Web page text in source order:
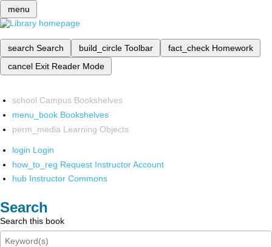
menu
search Search build_circle Toolbar fact_check Homework
cancel Exit Reader Mode
school Campus Bookshelves
menu_book Bookshelves
perm_media Learning Objects
login Login
how_to_reg Request Instructor Account
hub Instructor Commons
Search
Search this book